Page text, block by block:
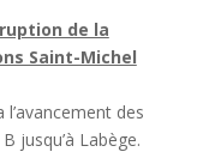
de la
Saint-Michel
des
jusqu’à Labège.